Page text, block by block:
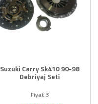
Suzuki Carry Sk410 90-98
Debriyaj Seti
Fiyat 3